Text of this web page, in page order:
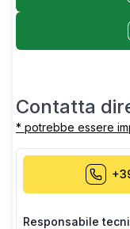
Contatta
* potrebbe essere
Responsabile